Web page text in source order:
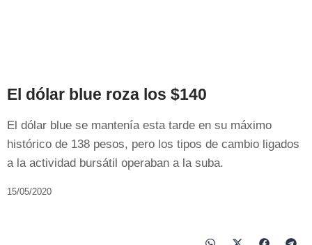
El dólar blue roza los $140
El dólar blue se mantenía esta tarde en su máximo
histórico de 138 pesos, pero los tipos de cambio ligados
a la actividad bursátil operaban a la suba.
15/05/2020